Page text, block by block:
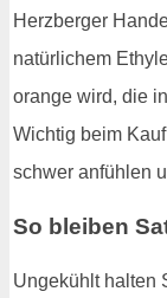
Herzberger
natürlichem
orange wird, die
Wichtig beim
schwer anfühlen
So bleiben
Ungekühlt halten